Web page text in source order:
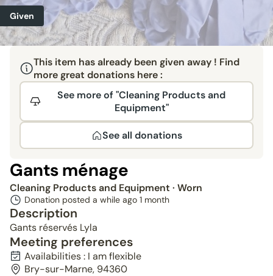
Given
This item has already been given away ! Find
more great donations here :
See more of "Cleaning Products and
Equipment"
See all donations
Gants ménage
Cleaning Products and Equipment · Worn
Donation posted a while ago 1 month
Description
Gants réservés Lyla
Meeting preferences
Availabilities : I am flexible
Bry-sur-Marne, 94360